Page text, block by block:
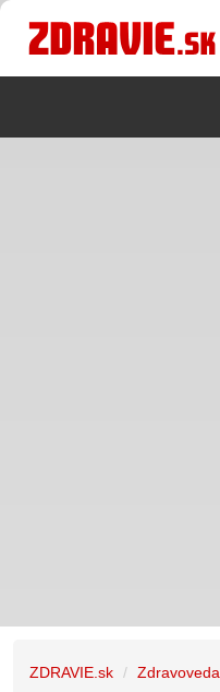
ZDRAVIE.sk Zdravoveda